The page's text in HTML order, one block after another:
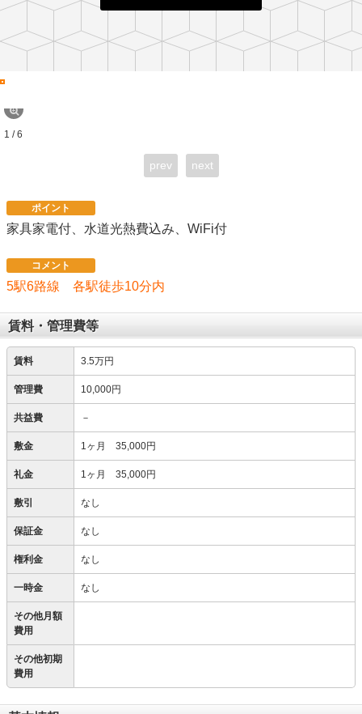
1 / 6
prev next
ポイント
家具家電付、水道光熱費込み、WiFi付
コメント
5駅6路線 各駅徒歩10分内
賃料・管理費等
賃料 3.5万円
管理費 10,000円
共益費 －
敷金 1ヶ月 35,000円
礼金 1ヶ月 35,000円
敷引 なし
保証金 なし
権利金 なし
一時金 なし
その他月額
費用
その他初期
費用